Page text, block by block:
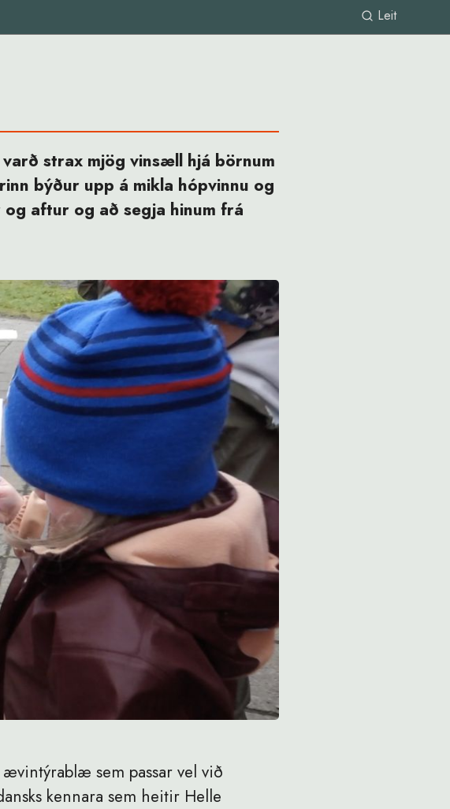
Leit
strax mjög vinsæll hjá börnum
býður upp á mikla hópvinnu og
aftur og að segja hinum frá
sem passar vel við
kennara sem heitir Helle